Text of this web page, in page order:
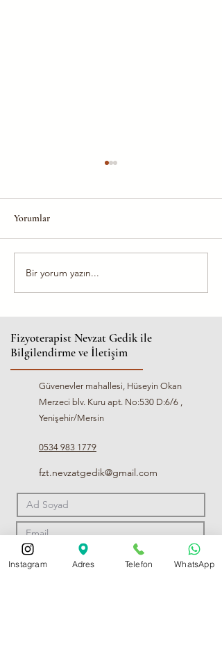
🧠 Multiple Skleroz (MS) ve
Fizyoterapi: Hareketin
Yorumlar
Bir yorum yazın...
Fizyoterapist Nevzat Gedik ile
Bilgilendirme ve İletişim
Güvenevler mahallesi, Hüseyin Okan
Merzeci blv. Kuru apt. No:530 D:6/6 ,
Yenişehir/Mersin
0534 983 1779
fzt.nevzatgedik@gmail.com
Instagram Adres Telefon WhatsApp